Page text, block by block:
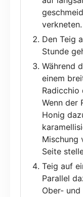
verkneten.
Den Teig
Stunde
Während
einem
Radicchio
Wenn der
Honig
Mischung
Seite
Teig auf
Parallel
Ober-